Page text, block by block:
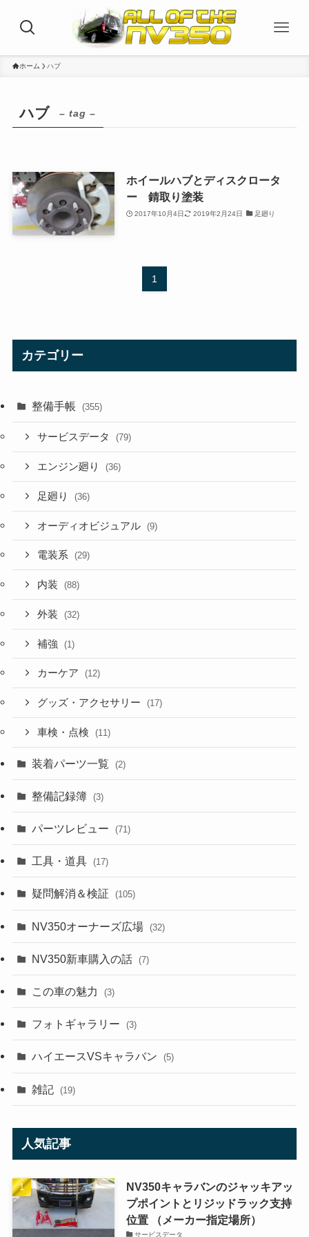
ホーム ハブ
ハブ – tag –
ホイールハブとディスクロータ
ー 錆取り塗装
2017年10月4日 2019年2月24日 足廻り
1
カテゴリー
整備手帳 (355)
サービスデータ (79)
エンジン廻り (36)
足廻り (36)
オーディオビジュアル (9)
電装系 (29)
内装 (88)
外装 (32)
補強 (1)
カーケア (12)
グッズ・アクセサリー (17)
車検・点検 (11)
装着パーツ一覧 (2)
整備記録簿 (3)
パーツレビュー (71)
工具・道具 (17)
疑問解消＆検証 (105)
NV350オーナーズ広場 (32)
NV350新車購入の話 (7)
この車の魅力 (3)
フォトギャラリー (3)
ハイエースVSキャラバン (5)
雑記 (19)
人気記事
NV350キャラバンのジャッキアッ
プポイントとリジッドラック支持
位置 （メーカー指定場所）
サービスデータ